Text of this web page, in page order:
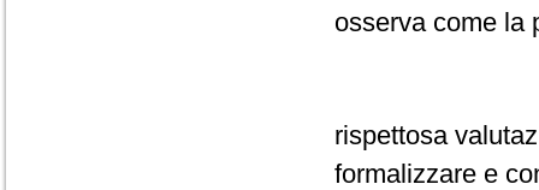
osserva come la
rispettosa
formalizzare e